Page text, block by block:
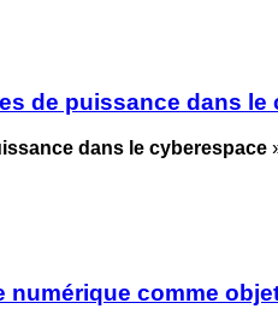
de puissance dans le
dans le cyberespace
comme